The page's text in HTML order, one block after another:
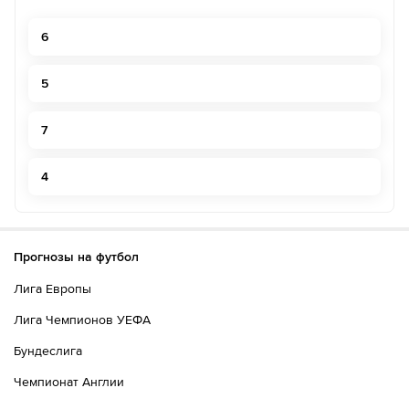
60´
выходит вместо него
выходит вместо него
6
5
7
4
Прогнозы на футбол
Лига Европы
Лига Чемпионов УЕФА
Бундеслига
Чемпионат Англии